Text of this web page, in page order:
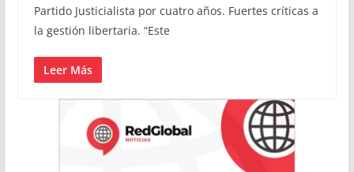
Partido Justicialista por cuatro años. Fuertes críticas a
la gestión libertaria. “Este
Leer Más